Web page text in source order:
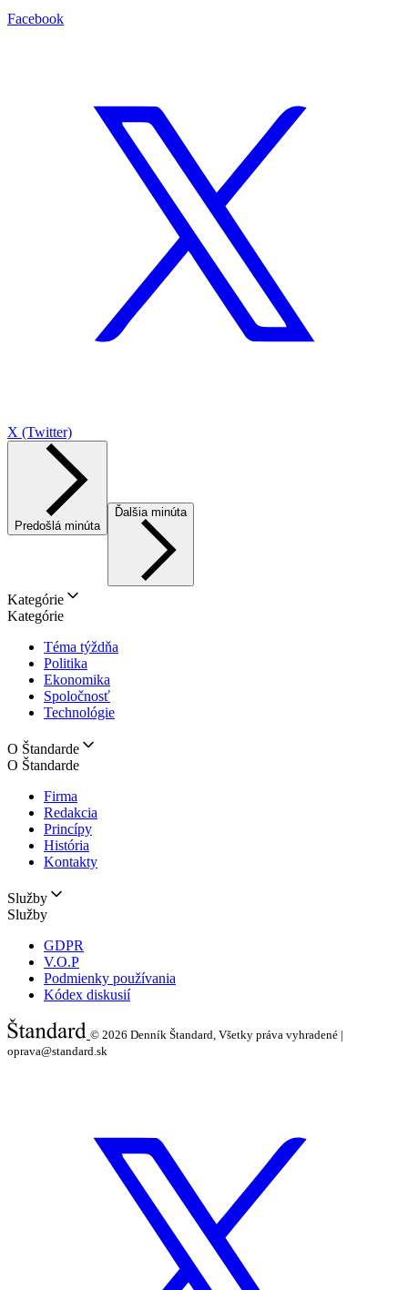
Facebook
X (Twitter)
Predošlá minúta
Ďalšia minúta
Kategórie
Kategórie
Téma týždňa
Politika
Ekonomika
Spoločnosť
Technológie
O Štandarde
O Štandarde
Firma
Redakcia
Princípy
História
Kontakty
Služby
Služby
GDPR
V.O.P
Podmienky používania
Kódex diskusií
© 2026 Denník Štandard, Všetky práva vyhradené |
oprava@standard.sk